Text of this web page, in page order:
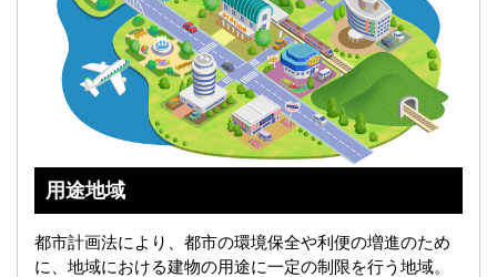
用途地域
都市計画法により、都市の環境保全や利便の増進のため
に、地域における建物の用途に一定の制限を行う地域。